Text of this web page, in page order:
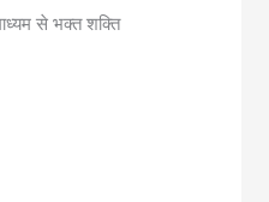
से भक्त शक्ति